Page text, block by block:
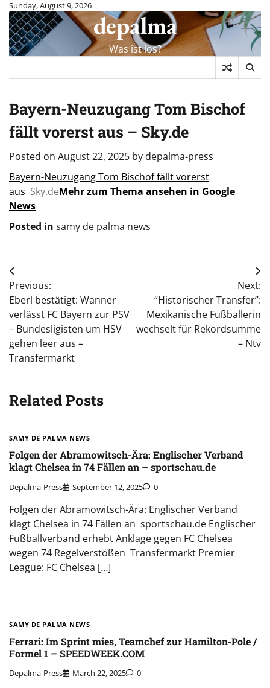
Skip
content
Sunday, August 9, 2026
depalma
Was ist los?
Bayern-Neuzugang Tom Bischof
fällt vorerst aus – Sky.de
Posted on August 22, 2025 by depalma-press
Bayern-Neuzugang Tom Bischof fällt vorerst
aus Sky.deMehr zum Thema ansehen in Google
News
Posted in samy de palma news
Post
navigation
Previous:
Eberl bestätigt: Wanner
verlässt FC Bayern zur PSV
– Bundesligisten um HSV
gehen leer aus –
Transfermarkt
Next:
“Historischer Transfer”:
Mexikanische Fußballerin
wechselt für Rekordsumme
– Ntv
Related Posts
SAMY DE PALMA NEWS
Folgen der Abramowitsch-Ära: Englischer Verband
klagt Chelsea in 74 Fällen an – sportschau.de
Depalma-Press September 12, 2025 0
Folgen der Abramowitsch-Ära: Englischer Verband
klagt Chelsea in 74 Fällen an sportschau.de Englischer
Fußballverband erhebt Anklage gegen FC Chelsea
wegen 74 Regelverstößen Transfermarkt Premier
League: FC Chelsea […]
SAMY DE PALMA NEWS
Ferrari: Im Sprint mies, Teamchef zur Hamilton-Pole /
Formel 1 – SPEEDWEEK.COM
Depalma-Press March 22, 2025 0